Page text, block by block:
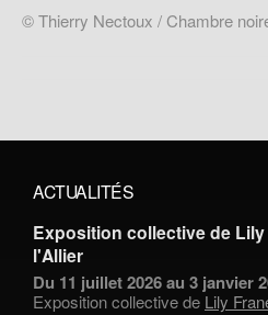
© Thierry Nectoux / Chambre
ACTUALITÉS
Exposition collective de
l'Allier
Du 11 juillet 2026 au 3 janvier
Exposition collective de Lily